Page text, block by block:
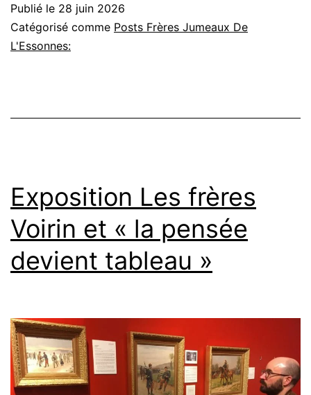
identiques
de
jumeaux
avec
deux
sœurs
Publié le 28 juin 2026
Catégorisé comme Posts Frères Jumeaux De
L'Essonnes:
Exposition Les frères
Voirin et « la pensée
devient tableau »